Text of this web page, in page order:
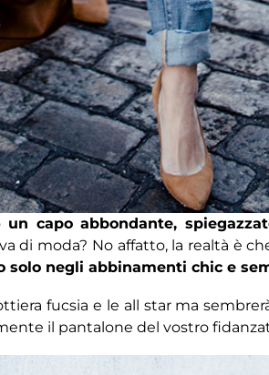
un capo abbondante,
di moda? No affatto, la realtà è
solo negli abbinamenti chic e
fucsia e le all star ma
il pantalone del vostro